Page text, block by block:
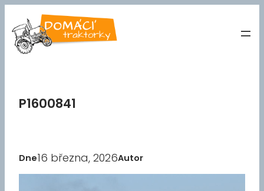
na
obsah
P1600841
Dne16 března, 2026Autor